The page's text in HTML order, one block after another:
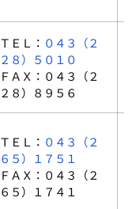
ＴＥＬ： ０４３（２
２８）５０１０
ＦＡＸ：０４３（２
２８）８９５６
ＴＥＬ： ０４３（２
６５）１７５１
ＦＡＸ：０４３（２
６５）１７４１